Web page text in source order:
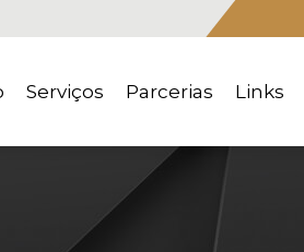
Serviços Parcerias Links